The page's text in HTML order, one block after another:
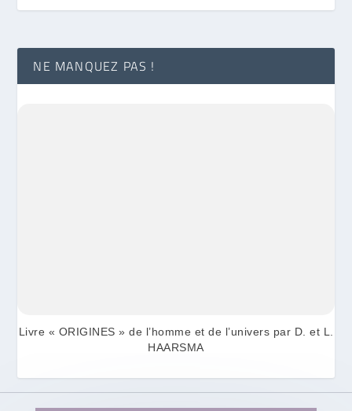
NE MANQUEZ PAS !
Livre « ORIGINES » de l’homme et de l’univers par D. et L.
HAARSMA